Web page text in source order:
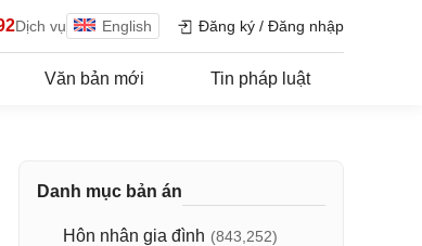
Dịch vụ English Đăng ký / Đăng nhập
Văn bản mới Tin pháp luật
Danh mục bản án
Hôn nhân gia đình (843,252)